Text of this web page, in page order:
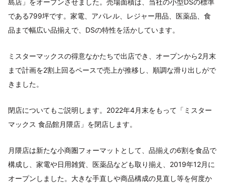
である799坪です。家電、アパレル、レジャー用品、医薬品、食
品まで幅広い品揃えで、DSの特性を活かしています。
ミスターマックスの得意なかたちで出店でき、オープンから2月末
まで計画を2割上回るペースで売上が推移し、順調な滑り出しがで
きました。
閉店についてもご説明します。2022年4月末をもって「ミスター
マックス 食品館月隈店」を閉店します。
月隈店は新たな小商圏フォーマットとして、品揃えの6割を食品で
構成し、家電や日用雑貨、医薬品なども取り揃え、2019年12月に
オープンしました。大きな手直しや商品構成の見直し等を何度か